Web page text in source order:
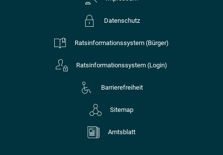
Datenschutz
Ratsinformationssystem (Bürger)
Ratsinformationssystem (Login)
Barrierefreiheit
Sitemap
Amtsblatt